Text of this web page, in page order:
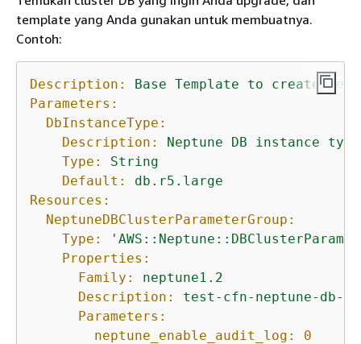
template yang Anda gunakan untuk membuatnya.
Contoh:
Description: Base Template to create
Parameters:
DbInstanceType:
Description:
Neptune DB instance
type
Type:
String
Default:
db.r5.large
Resources:
NeptuneDBClusterParameterGroup:
Type:
Properties:
Family:
neptune1.2
Description:
test-cfn-neptune-db-
Parameters:
neptune_enable_audit_log:
0